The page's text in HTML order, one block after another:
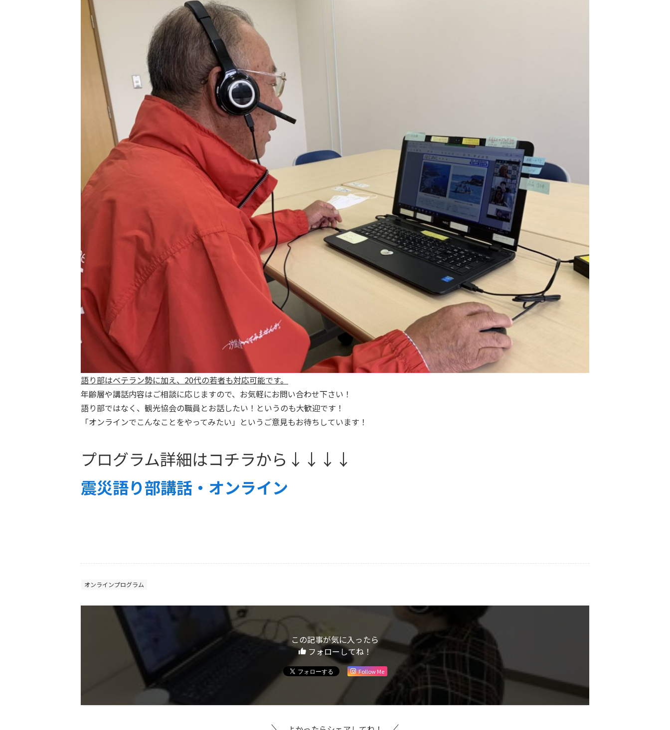
語り部はベテラン勢に加え、20代の若者も対応可能です。
年齢層や講話内容はご相談に応じますので、お気軽にお問い合わせ下さい！
語り部ではなく、観光協会の職員とお話したい！というのも大歓迎です！
「オンラインでこんなことをやってみたい」というご意見もお待ちしています！
プログラム詳細はコチラから↓↓↓↓
震災語り部講話・オンライン
オンラインプログラム
この記事が気に入ったら
フォローしてね！
Follow Me